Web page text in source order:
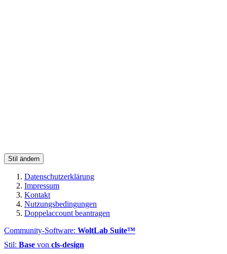
Stil ändern
Datenschutzerklärung
Impressum
Kontakt
Nutzungsbedingungen
Doppelaccount beantragen
Community-Software: WoltLab Suite™
Stil: Base von cls-design